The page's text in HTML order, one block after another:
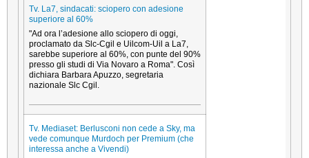
Tv. La7, sindacati: sciopero con adesione
superiore al 60%
"Ad ora l’adesione allo sciopero di oggi,
proclamato da Slc-Cgil e Uilcom-Uil a La7,
sarebbe superiore al 60%, con punte del 90%
presso gli studi di Via Novaro a Roma". Così
dichiara Barbara Apuzzo, segretaria
nazionale Slc Cgil.
Tv. Mediaset: Berlusconi non cede a Sky, ma
vede comunque Murdoch per Premium (che
interessa anche a Vivendi)